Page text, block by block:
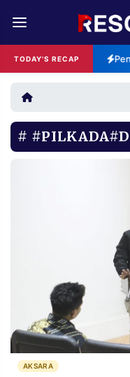
TODAY'S RECAP
REDAKSI
RESOLUSI
RUBRIKASI
SPORT
INFORMASI
PRIVACY
POLICY
INFORMASI
IKLAN
KIRIM
AKSARA